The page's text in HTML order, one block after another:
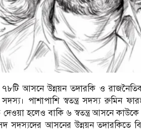
আসনে উন্নয়ন তদারকি ও রাজনৈতিক
পাশাপাশি স্বতন্ত্র সদস্য রুমিন
দেওয়া হলেও বাকি ৬ স্বতন্ত্র আসনে
সদস্যদের আসনের উন্নয়ন তদারকিতে